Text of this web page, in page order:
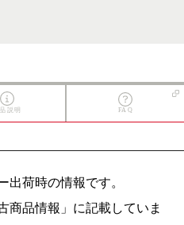
説明 FAQ
出荷時の情報です。
商品情報」に記載していま